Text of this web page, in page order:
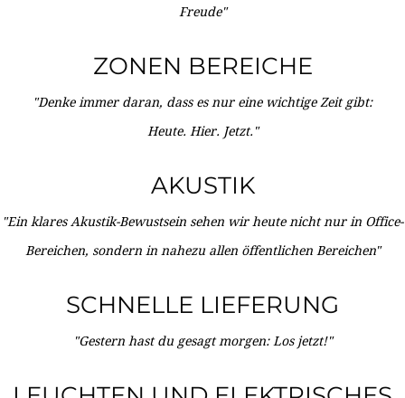
Freude"
ZONEN BEREICHE
"Denke immer daran, dass es nur eine wichtige Zeit gibt:
Heute. Hier. Jetzt."
AKUSTIK
"Ein klares Akustik-Bewustsein sehen wir heute nicht nur in Office-
Bereichen, sondern in nahezu allen öffentlichen Bereichen"
SCHNELLE LIEFERUNG
"Gestern hast du gesagt morgen: Los jetzt!"